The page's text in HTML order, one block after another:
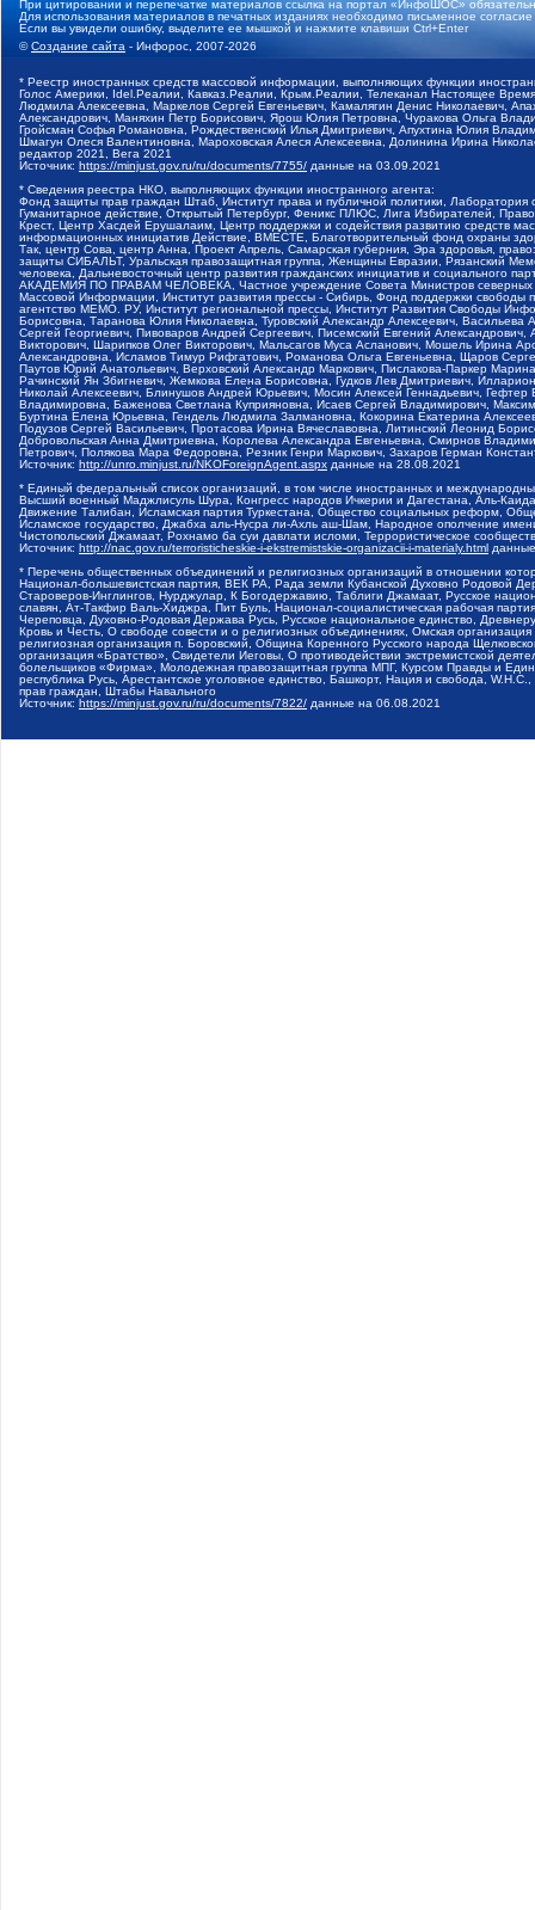
При цитировании и перепечатке материалов ссылка на портал «ИнфоШОС»
Для использования материалов в печатных изданиях необходимо письменное
Если вы увидели ошибку, выделите ее мышкой и нажмите клавиши Ctrl+Enter
©Создание сайта - Инфорос, 2007-2026
* Реестр иностранных средств массовой информации, выполняющих функции
Голос Америки, Idel.Реалии, Кавказ.Реалии, Крым.Реалии, Телеканал Настоящее
Людмила Алексеевна, Маркелов Сергей Евгеньевич, Камалягин Денис Николаевич,
Александрович, Маняхин Петр Борисович, Ярош Юлия Петровна, Чуракова Ольга
Гройсман Софья Романовна, Рождественский Илья Дмитриевич, Апухтина Юлия
Шмагун Олеся Валентиновна, Мароховская Алеся Алексеевна, Долинина Ирина
редактор 2021, Вега 2021
Источник: https://minjust.gov.ru/ru/documents/7755/ данные на 03.09.2021
* Сведения реестра НКО, выполняющих функции иностранного агента:
Фонд защиты прав граждан Штаб, Институт права и публичной политики,
Гуманитарное действие, Открытый Петербург, Феникс ПЛЮС, Лига Избирателей,
Крест, Центр Хасдей Ерушалаим, Центр поддержки и содействия развитию средств
информационных инициатив Действие, ВМЕСТЕ, Благотворительный фонд охраны
Так, центр Сова, центр Анна, Проект Апрель, Самарская губерния, Эра здоровья,
защиты СИБАЛЬТ, Уральская правозащитная группа, Женщины Евразии, Рязанский
человека, Дальневосточный центр развития гражданских инициатив и социального
АКАДЕМИЯ ПО ПРАВАМ ЧЕЛОВЕКА, Частное учреждение Совета Министров северных
Массовой Информации, Институт развития прессы - Сибирь, Фонд поддержки
агентство МЕМО. РУ, Институт региональной прессы, Институт Развития Свободы
Борисовна, Таранова Юлия Николаевна, Туровский Александр Алексеевич,
Сергей Георгиевич, Пивоваров Андрей Сергеевич, Писемский Евгений
Викторович, Шарипков Олег Викторович, Мальсагов Муса Асланович, Мошель Ирина
Александровна, Исламов Тимур Рифгатович, Романова Ольга Евгеньевна, Щаров
Паутов Юрий Анатольевич, Верховский Александр Маркович, Пислакова-Паркер
Рачинский Ян Збигневич, Жемкова Елена Борисовна, Гудков Лев Дмитриевич,
Николай Алексеевич, Блинушов Андрей Юрьевич, Мосин Алексей Геннадьевич,
Владимировна, Баженова Светлана Куприяновна, Исаев Сергей Владимирович,
Буртина Елена Юрьевна, Гендель Людмила Залмановна, Кокорина Екатерина
Подузов Сергей Васильевич, Протасова Ирина Вячеславовна, Литинский Леонид
Добровольская Анна Дмитриевна, Королева Александра Евгеньевна, Смирнов
Петрович, Полякова Мара Федоровна, Резник Генри Маркович, Захаров Герман
Источник: http://unro.minjust.ru/NKOForeignAgent.aspx данные на 28.08.2021
* Единый федеральный список организаций, в том числе иностранных и
Высший военный Маджлисуль Шура, Конгресс народов Ичкерии и Дагестана, Аль-
Движение Талибан, Исламская партия Туркестана, Общество социальных реформ,
Исламское государство, Джабха аль-Нусра ли-Ахль аш-Шам, Народное ополчение
Чистопольский Джамаат, Рохнамо ба суи давлати исломи, Террористическое
Источник: http://nac.gov.ru/terroristicheskie-i-ekstremistskie-organizacii-i-materialy.html
* Перечень общественных объединений и религиозных организаций в отношении
Национал-большевистская партия, ВЕК РА, Рада земли Кубанской Духовно Родовой
Староверов-Инглингов, Нурджулар, К Богодержавию, Таблиги Джамаат, Русское
славян, Ат-Такфир Валь-Хиджра, Пит Буль, Национал-социалистическая рабочая
Череповца, Духовно-Родовая Держава Русь, Русское национальное единство,
Кровь и Честь, О свободе совести и о религиозных объединениях, Омская
религиозная организация п. Боровский, Община Коренного Русского народа
организация «Братство», Свидетели Иеговы, О противодействии экстремистской
болельщиков «Фирма», Молодежная правозащитная группа МПГ, Курсом Правды и
республика Русь, Арестантское уголовное единство, Башкорт, Нация и свобода,
прав граждан, Штабы Навального
Источник: https://minjust.gov.ru/ru/documents/7822/ данные на 06.08.2021